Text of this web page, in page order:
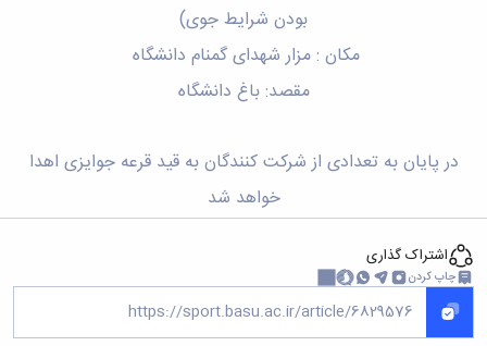
بودن شرایط جوی)
مکان : مزار شهدای گمنام دانشگاه
مقصد: باغ دانشگاه
در پایان به تعدادی از شرکت کنندگان به قید قرعه جوایزی اهدا
خواهد شد
اشتراک گذاری
چاپ کردن